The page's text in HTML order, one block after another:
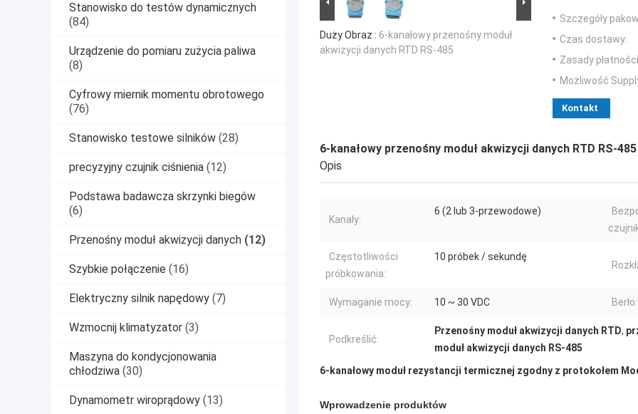
Stanowisko do testów dynamicznych
(84)
Urządzenie do pomiaru zużycia paliwa
(8)
Cyfrowy miernik momentu obrotowego
(76)
Stanowisko testowe silników (28)
precyzyjny czujnik ciśnienia (12)
Podstawa badawcza skrzynki biegów
(6)
Przenośny moduł akwizycji danych (12)
Szybkie połączenie (16)
Elektryczny silnik napędowy (7)
Wzmocnij klimatyzator (3)
Maszyna do kondycjonowania
chłodziwa (30)
Dynamometr wiroprądowy (13)
Duży Obraz : 6-kanałowy przenośny moduł
akwizycji danych RTD RS-485
Szczegóły
Czas dostawy:
Zasady
Możliwość
Kontakt
6-kanałowy przenośny moduł akwizycji danych RTD RS-485
Opis
Kanały:
6 (2 lub 3-przewodowe)
Częstotliwości
próbkowania:
10 próbek / sekundę
Wymaganie mocy: 10 ~ 30 VDC Berło:
Podkreślić:
Przenośny moduł akwizycji danych RTD,
moduł akwizycji danych RS-485
6-kanałowy moduł rezystancji termicznej zgodny z protokołem
Wprowadzenie produktów